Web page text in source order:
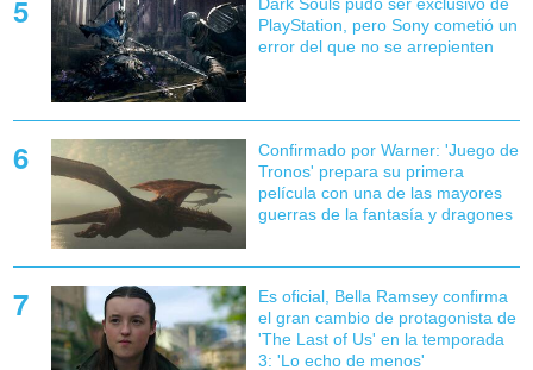
Dark Souls pudo ser exclusivo de
PlayStation, pero Sony cometió un
error del que no se arrepienten
Confirmado por Warner: 'Juego de
Tronos' prepara su primera
película con una de las mayores
guerras de la fantasía y dragones
Es oficial, Bella Ramsey confirma
el gran cambio de protagonista de
'The Last of Us' en la temporada
3: 'Lo echo de menos'